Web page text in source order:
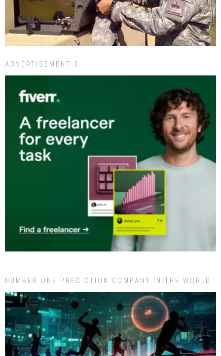
ADVERTISEMENT 3
NUMBER ONE PREDICTION COMPANY IN THE WORLD